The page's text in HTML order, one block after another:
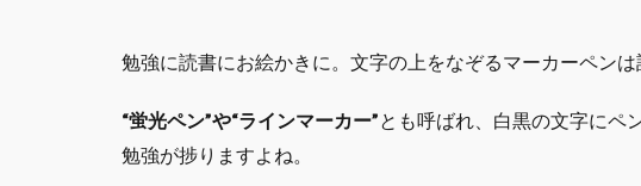
勉強に読書にお絵かきに。文字の上をなぞるマーカーペンは
“蛍光ペン”や“ラインマーカー”とも呼ばれ、白黒の文字にペ
勉強が捗りますよね。